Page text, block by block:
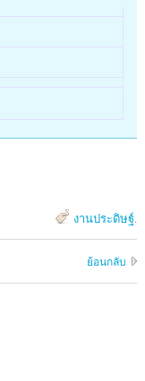
งานประดิษฐ์.
ย้อนกลับ